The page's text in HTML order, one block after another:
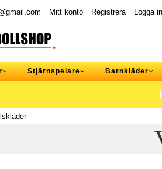
Mitt konto Registrera Logga in
Stjärnspelare Barnkläder